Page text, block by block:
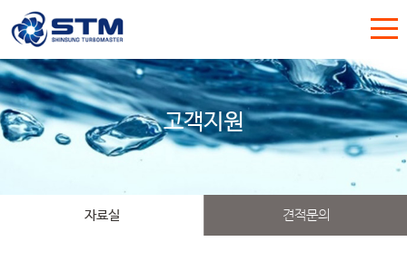
고객지원
자료실 견적문의